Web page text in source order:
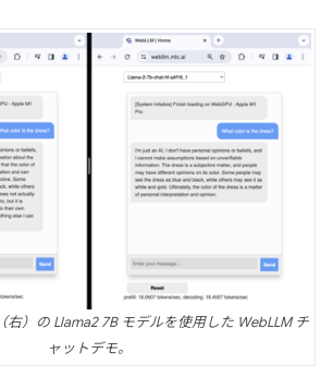
（右）の Llama2 7B モデルを使用した WebLLM チ
ャットデモ。